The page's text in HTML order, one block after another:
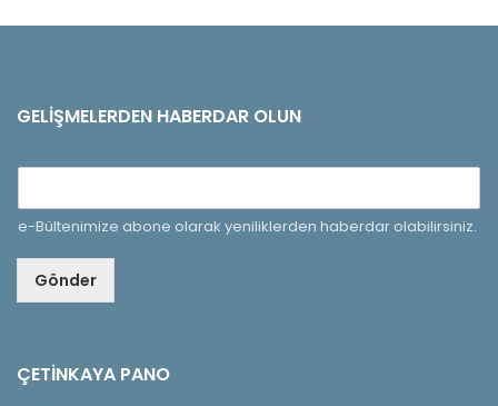
GELIŞMELERDEN HABERDAR OLUN
e-Bültenimize abone olarak yeniliklerden haberdar olabilirsiniz.
Gönder
ÇETINKAYA PANO